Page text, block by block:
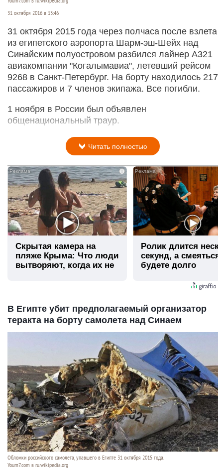
31 октября 2016 в 13:46
31 октября 2015 года через полчаса после взлета
из египетского аэропорта Шарм-эш-Шейх над
Синайским полуостровом разбился лайнер А321
авиакомпании "Когалымавиа", летевший рейсом
9268 в Санкт-Петербург. На борту находилось 217
пассажиров и 7 членов экипажа. Все погибли.
1 ноября в России был объявлен
общенациональный траур.
Читать полностью
i
Скрытая камера на
пляже Крыма: Что люди
вытворяют, когда их не
Ролик длится
секунд, а
будете долго
В Египте убит предполагаемый организатор
теракта на борту самолета над Синаем
Обломки российского самолета, упавшего в Египте 31 октября 2015 года.
Youm7.com в ru.wikipedia.org